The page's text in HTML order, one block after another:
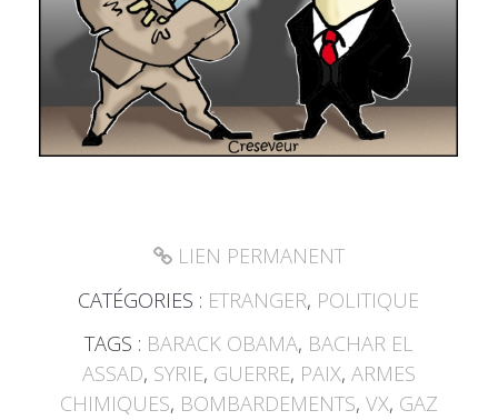
LIEN PERMANENT
CATÉGORIES : ETRANGER, POLITIQUE
TAGS : BARACK OBAMA, BACHAR EL
ASSAD, SYRIE, GUERRE, PAIX, ARMES
CHIMIQUES, BOMBARDEMENTS, VX, GAZ